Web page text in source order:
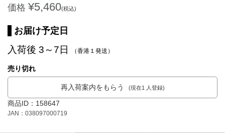
価格 ¥5,460(税込)
お届け予定日
入荷後 3～7日 （香港１発送）
売り切れ
再入荷案内をもらう (現在1 人登録)
商品ID：158647
JAN：038097000719